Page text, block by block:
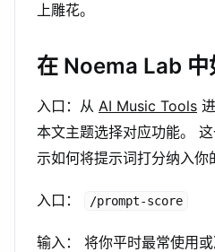
上雕花。
在 Noema Lab 中
入口：从 AI Music Tools
本文主题选择对应功能。
示如何将提示词打分纳入你
入口： /prompt-score
输入： 将你平时最常使用